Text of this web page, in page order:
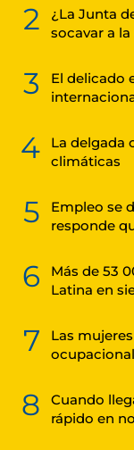
2
¿La Junta
socavar a la
3
El delicado
4
La delgada
climáticas
5
Empleo se
responde
6
Más de 53
Latina en
7
Las
8
Cuando
rápido en